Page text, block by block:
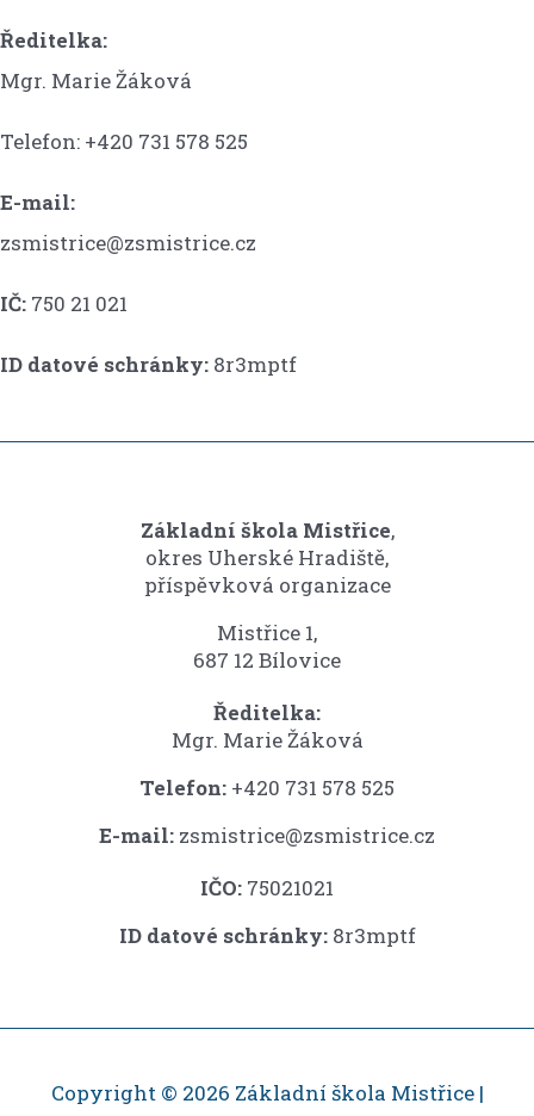
Ředitelka:
Mgr. Marie Žáková
Telefon: +420 731 578 525
E-mail:
zsmistrice@zsmistrice.cz
IČ: 750 21 021
ID datové schránky: 8r3mptf
Základní škola Mistřice,
okres Uherské Hradiště,
příspěvková organizace
Mistřice 1,
687 12 Bílovice
Ředitelka:
Mgr. Marie Žáková
Telefon: +420 731 578 525
E-mail: zsmistrice@zsmistrice.cz
IČO: 75021021
ID datové schránky:8r3mptf
Copyright © 2026 Základní škola Mistřice |